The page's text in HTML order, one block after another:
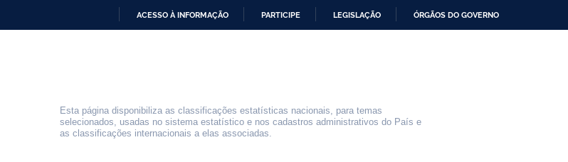
ACESSO À INFORMAÇÃO PARTICIPE LEGISLAÇÃO ÓRGÃOS DO GOVERNO
Esta página disponibiliza as classificações estatísticas nacionais, para temas
selecionados, usadas no sistema estatístico e nos cadastros administrativos do País e
as classificações internacionais a elas associadas.